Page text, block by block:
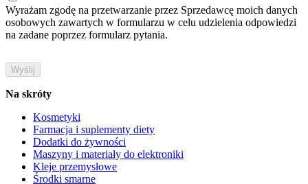
Wyrażam zgodę na przetwarzanie przez Sprzedawcę moich danych
osobowych zawartych w formularzu w celu udzielenia odpowiedzi
na zadane poprzez formularz pytania.
Na skróty
Kosmetyki
Farmacja i suplementy diety
Dodatki do żywności
Maszyny i materiały do elektroniki
Kleje przemysłowe
Środki smarne